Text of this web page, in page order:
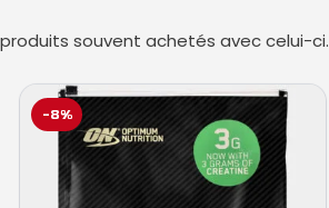
souvent achetés avec celui-ci.
-8%